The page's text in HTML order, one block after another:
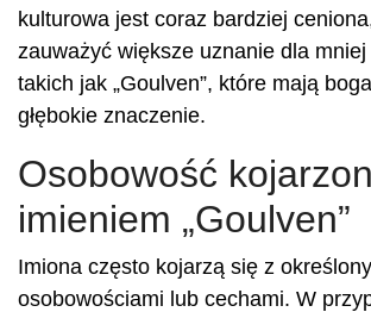
kulturowa jest coraz bardziej
zauważyć większe uznanie dla
takich jak „Goulven”, które mają
głębokie znaczenie.
Osobowość
imieniem „Goulven”
Imiona często kojarzą się z
osobowościami lub cechami. W